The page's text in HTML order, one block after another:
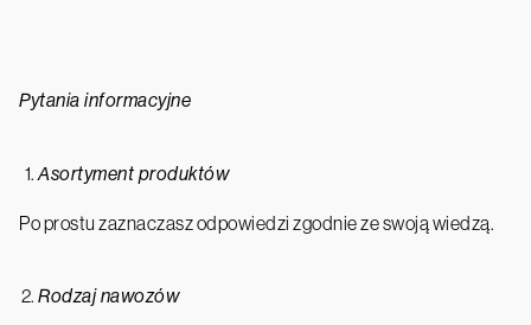
Pytania informacyjne
Asortyment produktów
Po prostu zaznaczasz odpowiedzi zgodnie ze swoją wiedzą.
Rodzaj nawozów